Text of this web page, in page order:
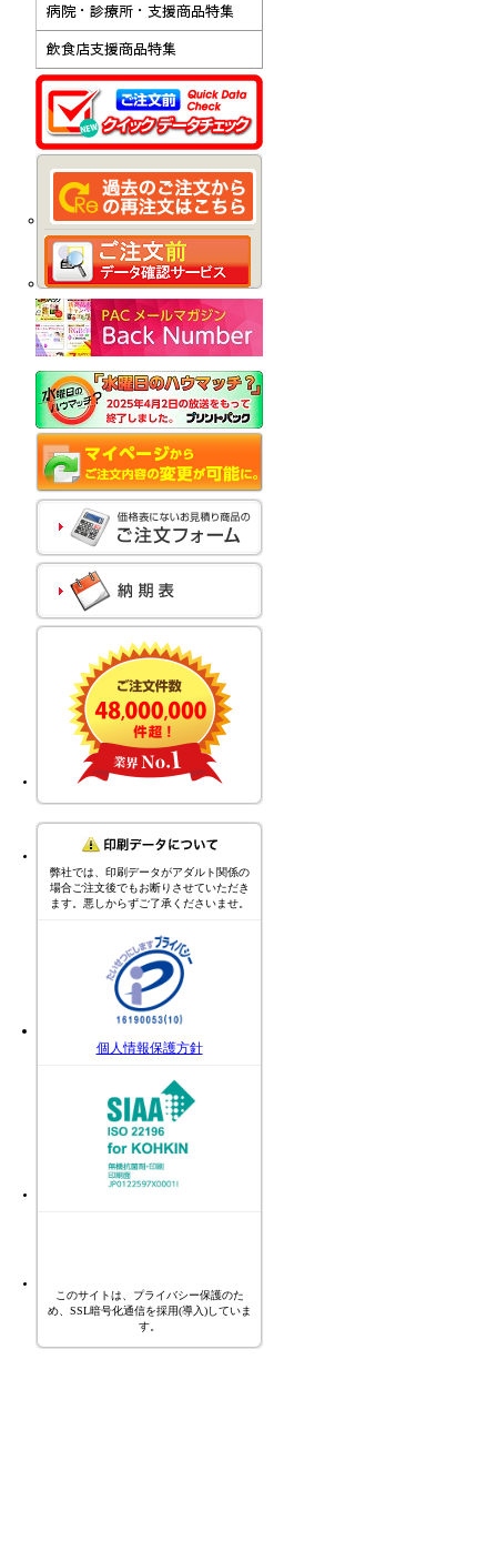
病院・診療所・支援商品特集
飲食店支援商品特集
弊社では、印刷データがアダルト関係の
場合ご注文後でもお断りさせていただき
ます。悪しからずご了承くださいませ。
個人情報保護方針
このサイトは、プライバシー保護のた
め、SSL暗号化通信を採用(導入)していま
す。